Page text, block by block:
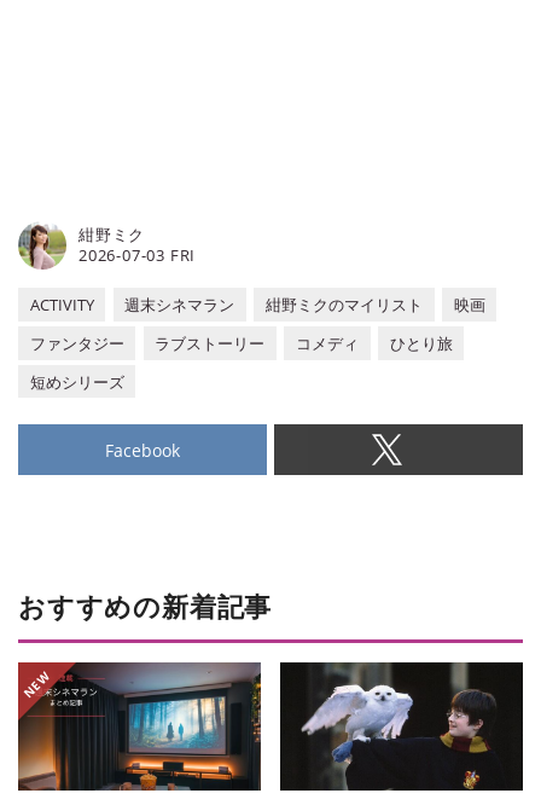
2026-07-03 FRI
紺野ミク
ACTIVITY 週末シネマラン 紺野ミクのマイリスト
映画
ファンタジー
ラブストーリー コメディ
ひとり旅
短めシリーズ
Facebook
おすすめの新着記事